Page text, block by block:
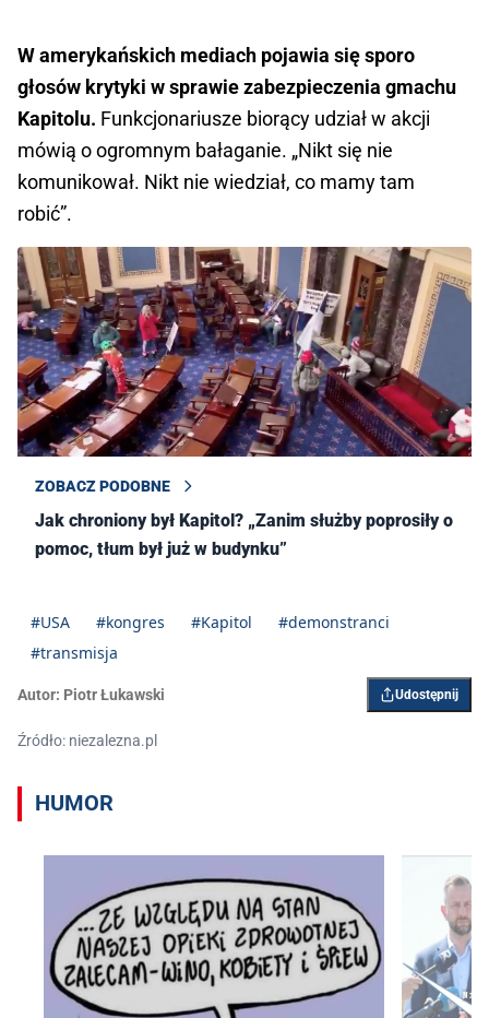
W amerykańskich mediach pojawia się sporo
głosów krytyki w sprawie zabezpieczenia gmachu
Kapitolu. Funkcjonariusze biorący udział w akcji
mówią o ogromnym bałaganie. „Nikt się nie
komunikował. Nikt nie wiedział, co mamy tam
robić”.
ZOBACZ PODOBNE
Jak chroniony był Kapitol? „Zanim służby poprosiły o
pomoc, tłum był już w budynku”
#USA #kongres #Kapitol
#demonstranci
#transmisja
Autor: Piotr Łukawski Udostępnij
Źródło: niezalezna.pl
HUMOR